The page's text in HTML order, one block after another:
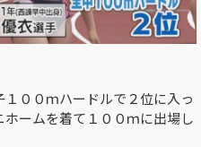
００ｍハードルで２位に入っ
ームを着て１００ｍに出場し